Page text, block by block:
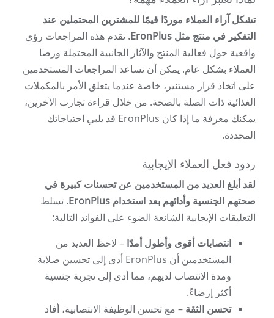
تشكل آراء العملاء موردًا قيمًا للمشترين المحتملين عند
التفكير في منتج مثل EronPlus.
تقدم هذه المراجعات رؤى
واقعية حول فعالية المنتج والآثار الجانبية المحتملة ورضا
العملاء بشكل عام. يمكن أن تساعد المراجعات المستخدمين
على اتخاذ قرار مستنير، خاصة عندما يتعلق الأمر بالمكملات
الغذائية ذات الصلة بالصحة. من خلال قراءة تجارب الآخرين،
يمكنك معرفة ما إذا كان EronPlus قد يلبي احتياجاتك
المحددة.
ردود فعل العملاء الإيجابية
لقد أبلغ العديد من المستخدمين عن تحسنات كبيرة في
صحتهم الجنسية وأدائهم بعد استخدام EronPlus.
تسلط
التعليقات الإيجابية الشائعة الضوء على الفوائد التالية:
انتصابات أقوى وأطول أمدًا – لاحظ العديد من
المستخدمين أن EronPlus أدى إلى تحسين صلابة
ومدة الانتصاب لديهم، مما أدى إلى تجربة جنسية
أكثر إرضاءً.
تحسن الثقة – مع تحسن الوظيفة الانتصابية، أفاد